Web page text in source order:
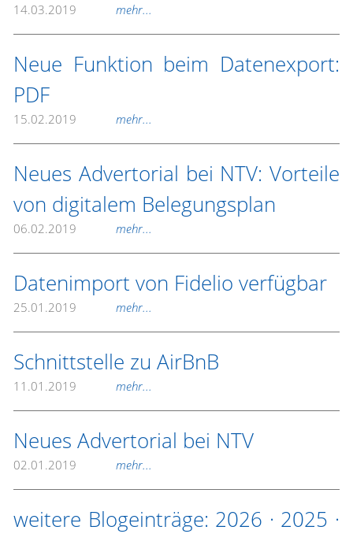
14.03.2019 mehr...
Neue Funktion beim Datenexport:
PDF
15.02.2019 mehr...
Neues Advertorial bei NTV: Vorteile
von digitalem Belegungsplan
06.02.2019 mehr...
Datenimport von Fidelio verfügbar
25.01.2019 mehr...
Schnittstelle zu AirBnB
11.01.2019 mehr...
Neues Advertorial bei NTV
02.01.2019 mehr...
weitere Blogeinträge: 2026 · 2025 ·